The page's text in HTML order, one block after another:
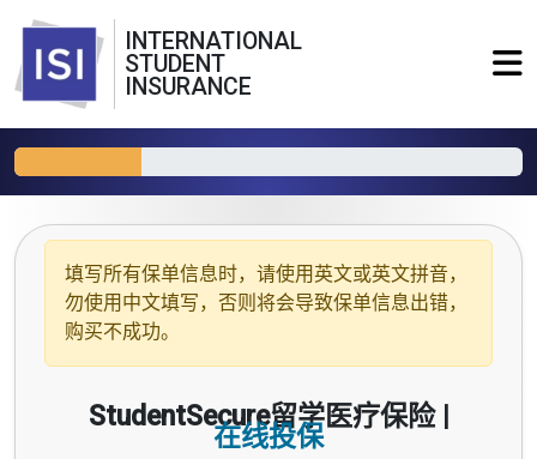
INTERNATIONAL
STUDENT
INSURANCE
填写所有保单信息时，请使用 英文或英文拼音，
勿使用中文填写，否则将会导致保单信息出错，
购买不成功。
StudentSecure留学医疗保险 |
在线投保